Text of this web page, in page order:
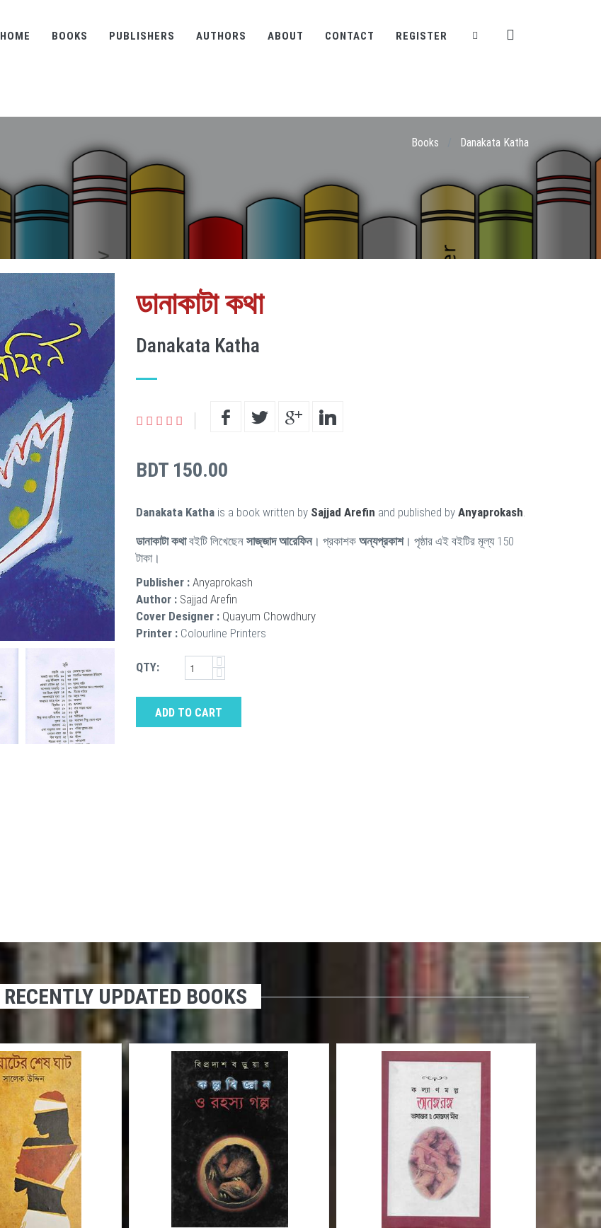
HOME BOOKS PUBLISHERS AUTHORS ABOUT CONTACT REGISTER
Books Danakata Katha
ডানাকাটা কথা
Danakata Katha
BDT 150.00
Danakata Katha is a book written by Sajjad Arefin and published by Anyaprokash.
ডানাকাটা কথাবইটি লিখেছেন সাজ্‌জাদ আরেফিন। প্রকাশক অন্যপ্রকাশ। পৃষ্ঠার এই বইটির মূল্য 150
টাকা।
Publisher : Anyaprokash
Author : Sajjad Arefin
Cover Designer : Quayum Chowdhury
Printer : Colourline Printers
QTY:
ADD TO CART
RECENTLY UPDATED BOOKS